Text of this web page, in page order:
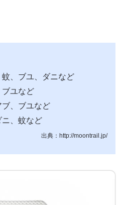
蚊、ブユ、ダニなど
ブユなど
ブ、ブユなど
ニ、蚊など
出典：http://moontrail.jp/